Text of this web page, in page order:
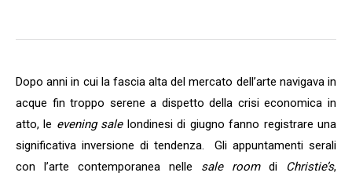
Dopo anni in cui la fascia alta del mercato dell’arte navigava in
acque fin troppo serene a dispetto della crisi economica in
atto, le evening salelondinesi di giugno fanno registrare una
significativa inversione di tendenza. Gli appuntamenti serali
con l’arte contemporanea nelle sale roomdi Christie’s,